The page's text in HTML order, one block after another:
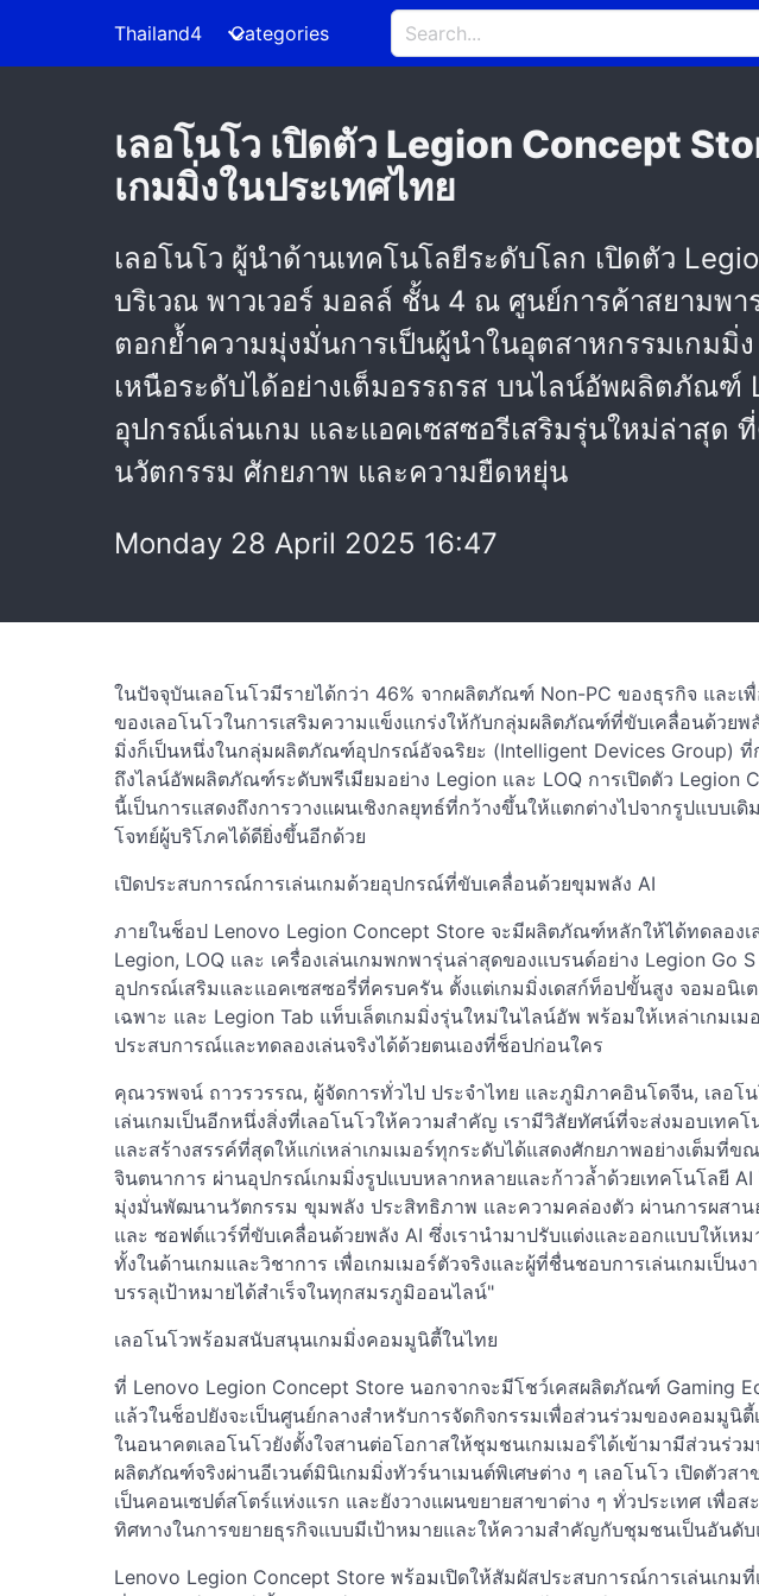
Thailand4 Categories
เลอโนโว เปิดตัว Legion Concept
เกมมิ่งในประเทศไทย
เลอโนโว ผู้นำด้านเทคโนโลยีระดับโลก เปิดตัว
บริเวณ พาวเวอร์ มอลล์ ชั้น 4 ณ ศูนย์การค้าสยามพ
ตอกย้ำความมุ่งมั่นการเป็นผู้นำในอุตสาหกรรมเกม
เหนือระดับได้อย่างเต็มอรรถรส บนไลน์อัพผลิตภัณ
อุปกรณ์เล่นเกม และแอคเซสซอรีเสริมรุ่นใหม่ล่าสุด
นวัตกรรม ศักยภาพ และความยืดหยุ่น
Monday 28 April 2025 16:47
ในปัจจุบันเลอโนโวมีรายได้กว่า 46% จากผลิตภัณฑ์ Non-PC ของธุรกิจ และ
ของเลอโนโวในการเสริมความแข็งแกร่งให้กับกลุ่มผลิตภัณฑ์ที่ขับเคลื่อนด้วยพ
มิ่งก็เป็นหนึ่งในกลุ่มผลิตภัณฑ์อุปกรณ์อัจฉริยะ (Intelligent Devices Group) ที่
ถึงไลน์อัพผลิตภัณฑ์ระดับพรีเมียมอย่าง Legion และ LOQ การเปิดตัว Legion
นี้เป็นการแสดงถึงการวางแผนเชิงกลยุทธ์ที่กว้างขึ้นให้แตกต่างไปจากรูปแบบเดิ
โจทย์ผู้บริโภคได้ดียิ่งขึ้นอีกด้วย
เปิดประสบการณ์การเล่นเกมด้วยอุปกรณ์ที่ขับเคลื่อนด้วยขุมพลัง AI
ภายในช็อป Lenovo Legion Concept Store จะมีผลิตภัณฑ์หลักให้ได้ทดลองเ
Legion, LOQ และ เครื่องเล่นเกมพกพารุ่นล่าสุดของแบรนด์อย่าง Legion Go
อุปกรณ์เสริมและแอคเซสซอรี่ที่ครบครัน ตั้งแต่เกมมิ่งเดสก์ท็อปขั้นสูง จอมอนิเต
เฉพาะ และ Legion Tab แท็บเล็ตเกมมิ่งรุ่นใหม่ในไลน์อัพ พร้อมให้เหล่าเกมเ
ประสบการณ์และทดลองเล่นจริงได้ด้วยตนเองที่ช็อปก่อนใคร
คุณวรพจน์ ถาวรวรรณ, ผู้จัดการทั่วไป ประจำไทย และภูมิภาคอินโดจีน, เลอโ
เล่นเกมเป็นอีกหนึ่งสิ่งที่เลอโนโวให้ความสำคัญ เรามีวิสัยทัศน์ที่จะส่งมอบเทค
และสร้างสรรค์ที่สุดให้แก่เหล่าเกมเมอร์ทุกระดับได้แสดงศักยภาพอย่างเต็มที่ข
จินตนาการ ผ่านอุปกรณ์เกมมิ่งรูปแบบหลากหลายและก้าวล้ำด้วยเทคโนโลยี AI
มุ่งมั่นพัฒนานวัตกรรม ขุมพลัง ประสิทธิภาพ และความคล่องตัว ผ่านการผสาน
และ ซอฟต์แวร์ที่ขับเคลื่อนด้วยพลัง AI ซึ่งเรานำมาปรับแต่งและออกแบบให้เหม
ทั้งในด้านเกมและวิชาการ เพื่อเกมเมอร์ตัวจริงและผู้ที่ชื่นชอบการเล่นเกมเป็นง
บรรลุเป้าหมายได้สำเร็จในทุกสมรภูมิออนไลน์"
เลอโนโวพร้อมสนับสนุนเกมมิ่งคอมมูนิตี้ในไทย
ที่ Lenovo Legion Concept Store นอกจากจะมีโชว์เคสผลิตภัณฑ์ Gaming
แล้วในช็อปยังจะเป็นศูนย์กลางสำหรับการจัดกิจกรรมเพื่อส่วนร่วมของคอมมูนิตี้
ในอนาคตเลอโนโวยังตั้งใจสานต่อโอกาสให้ชุมชนเกมเมอร์ได้เข้ามามีส่วนร่ว
ผลิตภัณฑ์จริงผ่านอีเวนต์มินิเกมมิ่งทัวร์นาเมนต์พิเศษต่าง ๆ เลอโนโว เปิดตัวส
เป็นคอนเซปต์สโตร์แห่งแรก และยังวางแผนขยายสาขาต่าง ๆ ทั่วประเทศ เพื่อส
ทิศทางในการขยายธุรกิจแบบมีเป้าหมายและให้ความสำคัญกับชุมชนเป็นอันดับ
Lenovo Legion Concept Store พร้อมเปิดให้สัมผัสประสบการณ์การเล่นเกม